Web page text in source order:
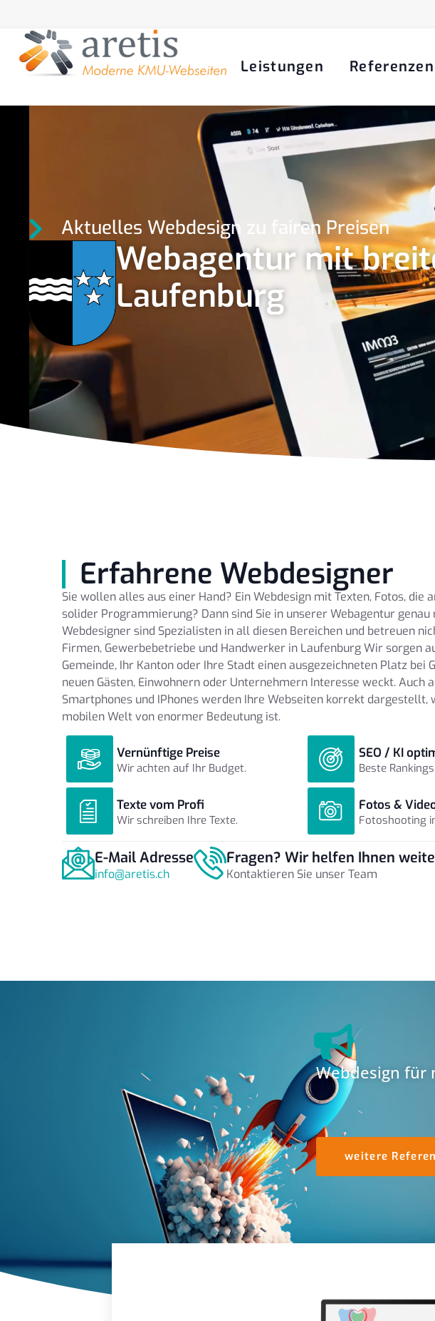
Leistungen Referenzen
Aktuelles Webdesign zu fairen Preisen
Webagentur mit
Laufenburg
Erfahrene Webdesigner
Sie wollen alles aus einer Hand? Ein Webdesign mit Texten, Fotos, die
solider Programmierung? Dann sind Sie in unserer Webagentur genau
Webdesigner sind Spezialisten in all diesen Bereichen und betreuen
Firmen, Gewerbebetriebe und Handwerker in Laufenburg Wir sorgen
Gemeinde, Ihr Kanton oder Ihre Stadt einen ausgezeichneten Platz bei
neuen Gästen, Einwohnern oder Unternehmern Interesse weckt. Auch
Smartphones und IPhones werden Ihre Webseiten korrekt dargestellt,
mobilen Welt von enormer Bedeutung ist.
Vernünftige Preise
Wir achten auf Ihr Budget.
SEO / KI
Beste
Texte vom Profi
Wir schreiben Ihre Texte.
Fotos &
Fotoshooting
E-Mail Adresse
info@aretis.ch
Fragen? Wir helfen Ihnen
Kontaktieren Sie unser Team
Webdesign für
weitere